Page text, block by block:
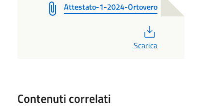
Attestato-1-2024-Ortovero
Scarica
Contenuti correlati